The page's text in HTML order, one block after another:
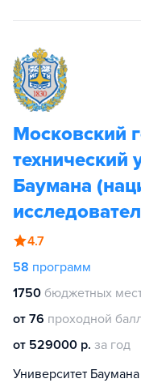
Московский
технический
Баумана
4.7
58 программ
1750 бюджетных
от 76 проходной
от 529000 р. за год
Университет